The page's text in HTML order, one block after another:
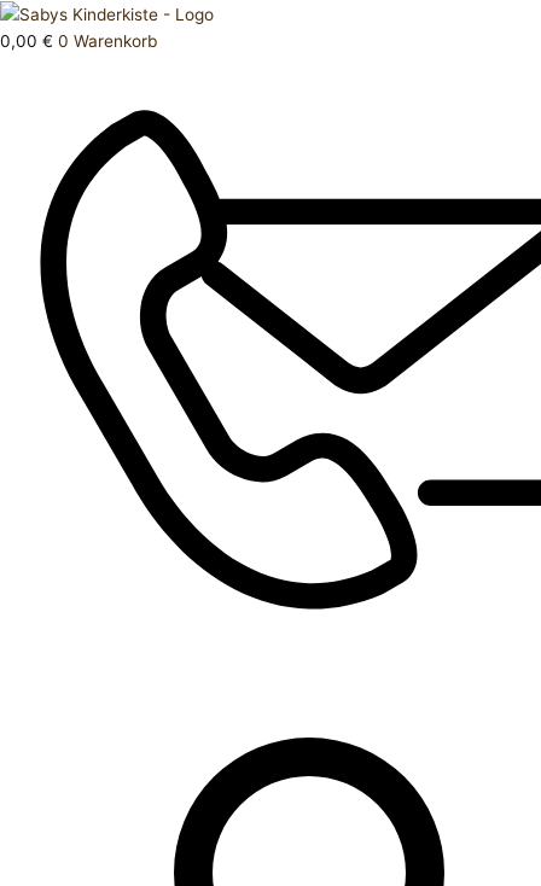
Zum
Inhalt
0,00 € 0 Warenkorb
Products
search
Rock
98